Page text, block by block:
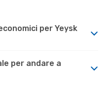
per Yeysk
per andare a